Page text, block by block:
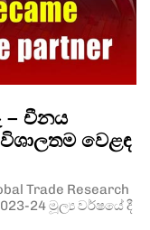
– චීනය
වෙළඳ
Trade Research
24 මූල්‍ය වර්ෂයේ දී